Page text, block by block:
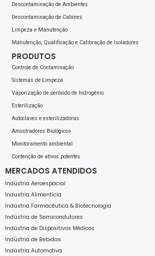
Descontaminação de Ambientes
Descontaminação de Cabines
Limpeza e Manutenção
Manutenção, Qualificação e Calibração de Isoladores
PRODUTOS
Controle de Contaminação
Sistemas de Limpeza
Vaporização de peróxido de hidrogênio
Esterilização
Autoclaves e esterilizadoras
Amostradores Biológicos
Monitoramento ambiental
Contenção de ativos potentes
MERCADOS ATENDIDOS
Indústria Aeroespacial
Industria Alimentícia
Indústria Farmacêutica & Biotecnologia
Indústria de Semicondutores
Indústria de Dispositivos Médicos
Indústria de Bebidas
Indústria Automotiva